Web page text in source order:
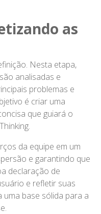
as
Nesta etapa,
analisadas e
problemas e
é criar uma
que guiará o
da equipe em um
e garantindo que
declaração de
e refletir suas
uma base sólida para a